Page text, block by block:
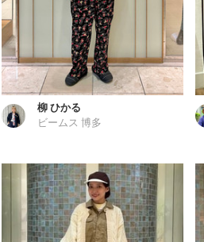
柳 ひかる
ビームス 博多